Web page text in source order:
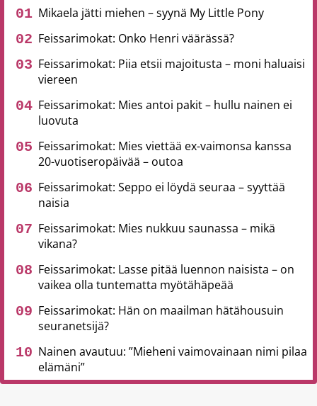
Mikaela jätti miehen – syynä My Little Pony
Feissarimokat: Onko Henri väärässä?
Feissarimokat: Piia etsii majoitusta – moni haluaisi
viereen
Feissarimokat: Mies antoi pakit – hullu nainen ei
luovuta
Feissarimokat: Mies viettää ex-vaimonsa kanssa
20-vuotiseropäivää – outoa
Feissarimokat: Seppo ei löydä seuraa – syyttää
naisia
Feissarimokat: Mies nukkuu saunassa – mikä
vikana?
Feissarimokat: Lasse pitää luennon naisista – on
vaikea olla tuntematta myötähäpeää
Feissarimokat: Hän on maailman hätähousuin
seuranetsijä?
Nainen avautuu: ”Mieheni vaimovainaan nimi pilaa
elämäni”